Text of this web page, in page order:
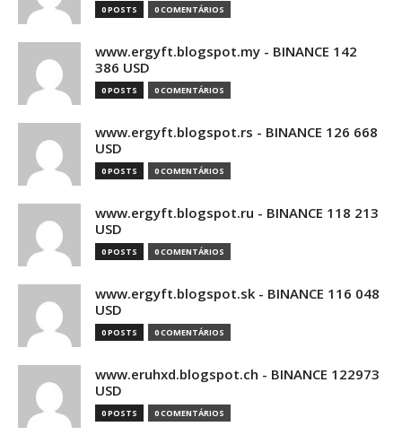
0 POSTS 0 COMENTÁRIOS
www.ergyft.blogspot.my - BINANCE 142
386 USD
0 POSTS 0 COMENTÁRIOS
www.ergyft.blogspot.rs - BINANCE 126 668
USD
0 POSTS 0 COMENTÁRIOS
www.ergyft.blogspot.ru - BINANCE 118 213
USD
0 POSTS 0 COMENTÁRIOS
www.ergyft.blogspot.sk - BINANCE 116 048
USD
0 POSTS 0 COMENTÁRIOS
www.eruhxd.blogspot.ch - BINANCE 122973
USD
0 POSTS 0 COMENTÁRIOS